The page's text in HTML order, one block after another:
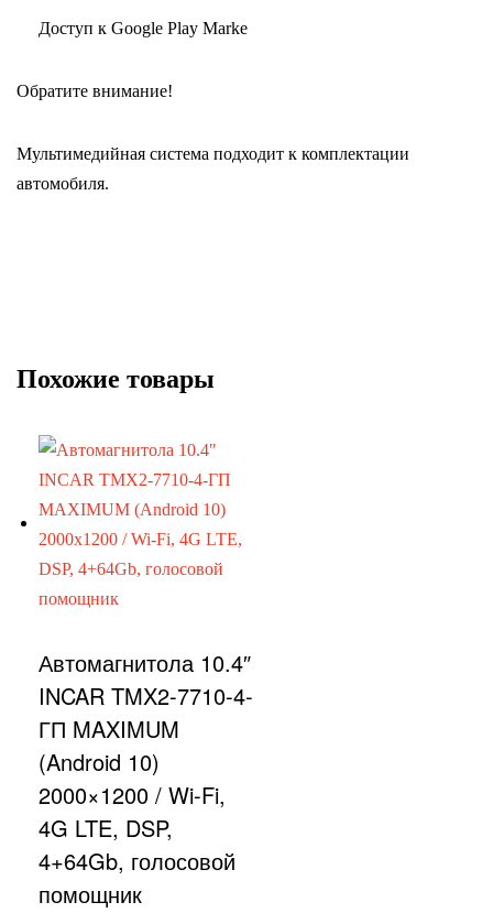
Доступ к Google Play Marke
Обратите внимание!
Мультимедийная система подходит к комплектации
автомобиля.
Похожие товары
Автомагнитола 10.4″
INCAR TMX2-7710-4-
ГП MAXIMUM
(Android 10)
2000×1200 / Wi-Fi,
4G LTE, DSP,
4+64Gb, голосовой
помощник